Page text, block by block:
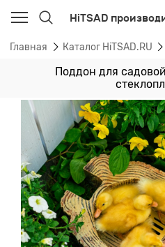
HiTSAD
Главная Каталог HiTSAD.RU
Поддон для